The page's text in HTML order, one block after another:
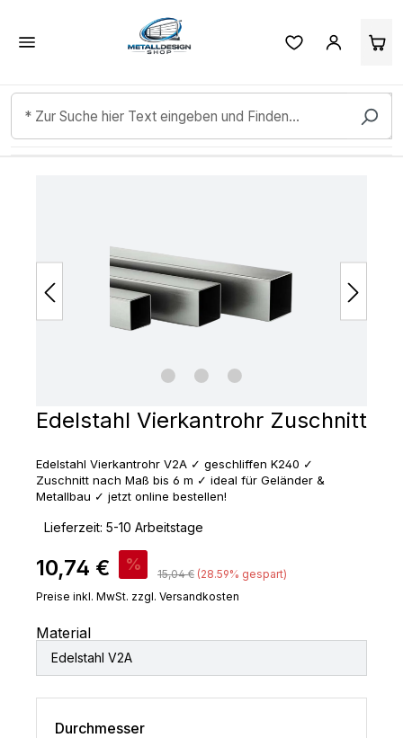
Zum Hauptinhalt springen
Edelstahl Vierkantrohr Zuschnitt
Edelstahl Vierkantrohr V2A ✓ geschliffen K240 ✓
Zuschnitt nach Maß bis 6 m ✓ ideal für Geländer &
Metallbau ✓ jetzt online bestellen!
Lieferzeit: 5-10 Arbeitstage
Verkaufspreis:
10,74 € % Regulärer Preis:
15,04 € (28.59% gespart)
Preise inkl. MwSt. zzgl. Versandkosten
Material
Edelstahl V2A
Durchmesser